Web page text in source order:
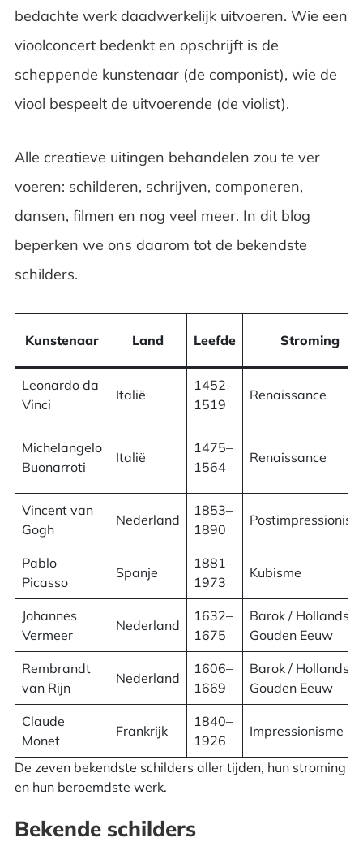
Rembrandt van Rijn
Claude Monet
Bekende Europese, moderne schilders
kunstenaars
bedachte werk daadwerkelijk uitvoeren. Wie een
vioolconcert bedenkt en opschrijft is de
scheppende kunstenaar (de componist), wie de
viool bespeelt de uitvoerende (de violist).
Alle creatieve uitingen behandelen zou te ver
voeren: schilderen, schrijven, componeren,
dansen, filmen en nog veel meer. In dit blog
beperken we ons daarom tot de bekendste
schilders.
Kunstenaar Land Leefde Stroming
Leonardo da
Vinci
Italië
1452–
1519
Renaissance
Michelangelo
Buonarroti
Italië
1475–
1564
Renaissance
Vincent van
Gogh
Nederland
1853–
1890
Pablo
Picasso
Spanje
1881–
1973
Kubisme
Johannes
Vermeer
Nederland
1632–
1675
Barok / Hollandse
Gouden Eeuw
Rembrandt
van Rijn
Nederland
1606–
1669
Barok / Hollandse
Gouden Eeuw
Claude
Monet
Frankrijk
1840–
1926
Impressionisme
De zeven bekendste schilders aller tijden, hun stroming
en hun beroemdste werk.
Bekende schilders